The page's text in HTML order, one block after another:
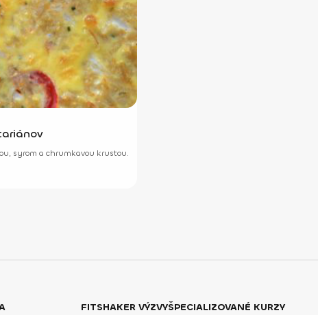
syrom a chrumkavou krustou.
FITSHAKER VÝZVYŠPECIALIZOVANÉ KURZY